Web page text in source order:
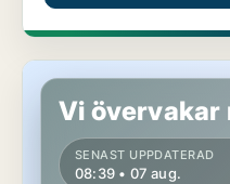
Lägenhet i Hedemora
Vi övervakar
SENAST UPPDATERAD
08:39 • 07 aug.